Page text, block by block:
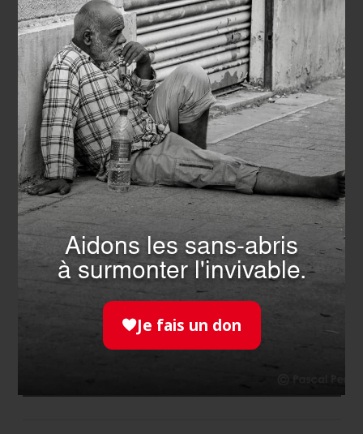
SECOURISME- 07.04.2026
SOLIDARITÉ EN NOUVELLE-
CALÉDONIE : L’ORDRE DE
MALTE FRANCE RENFORCE
L’ACCÈS AUX SOINS
Aidons les sans-abris
à surmonter l'invivable.
Je fais un don